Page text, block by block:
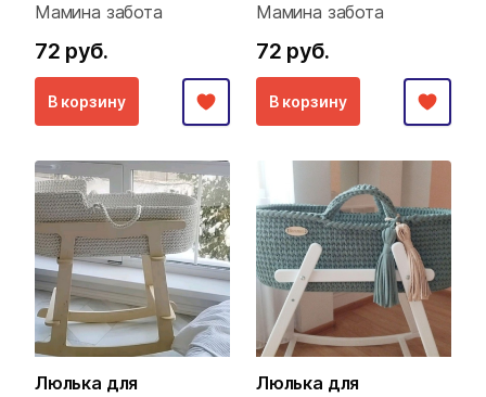
Мамина забота
72 руб.
В корзину
Мамина забота
72 руб.
В корзину
Люлька для
Люлька для